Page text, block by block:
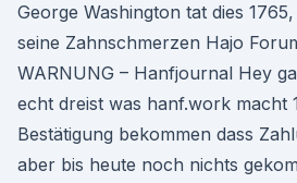
George Washington tat dies
seine Zahnschmerzen Hajo
WARNUNG – Hanfjournal Hey
echt dreist was hanf.work macht
Bestätigung bekommen dass
aber bis heute noch nichts